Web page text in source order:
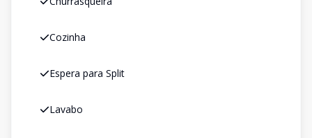
Cozinha
Espera para Split
Lavabo